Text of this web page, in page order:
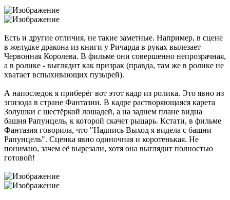
Есть и другие отличия, не такие заметные. Например, в сцене
в желудке дракона из книги у Ричарда в руках вылезает
Червонная Королева. В фильме они совершенно непрозрачная,
а в ролике - выглядит как призрак (правда, там же в ролике не
хватает вспыхивающих пузырей).
А напоследок я приберёг вот этот кадр из ролика. Это явно из
эпизода в стране Фантазии. В кадре растворяющаяся карета
Золушки с шестёркой лошадей, а на заднем плане видна
башня Рапунцель, к которой скачет рыцарь. Кстати, в фильме
Фантазия говорила, что "Надпись Выход я видела с башни
Рапунцель". Сценка явно одиночная и коротенькая. Не
понимаю, зачем её вырезали, хотя она выглядит полностью
готовой!